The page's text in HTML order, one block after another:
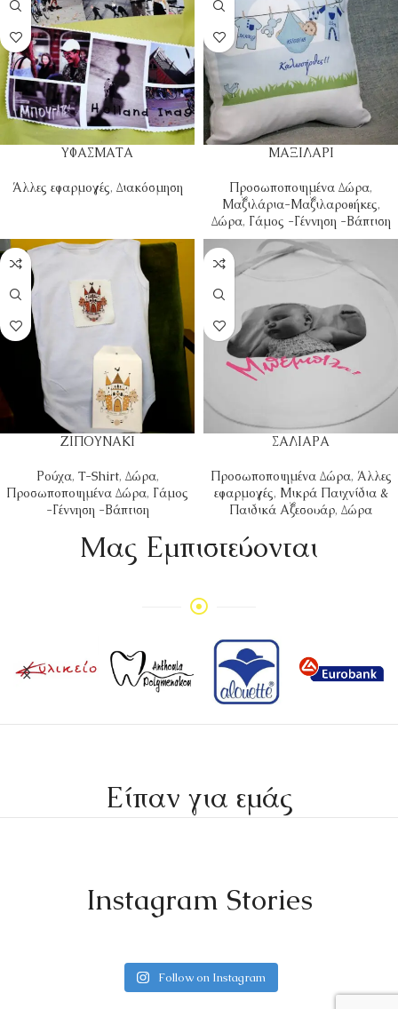
ΥΦΑΣΜΑΤΑ
Άλλες εφαρμογές, Διακόσμηση
ΜΑΞΙΛΑΡΙ
Προσωποποιημένα Δώρα,
Μαξιλάρια-Μαξιλαροθήκες,
Δώρα, Γάμος -Γέννηση -Βάπτιση
ΖΙΠΟΥΝΑΚΙ
Ρούχα, T-Shirt, Δώρα,
Προσωποποιημένα Δώρα, Γάμος
-Γέννηση -Βάπτιση
ΣΑΛΙΑΡΑ
Προσωποποιημένα Δώρα, Άλλες
εφαρμογές, Μικρά Παιχνίδια &
Παιδικά Αξεσουάρ, Δώρα
Mας Εμπιστεύονται
Είπαν για εμάς
Instagram Stories
Follow on Instagram